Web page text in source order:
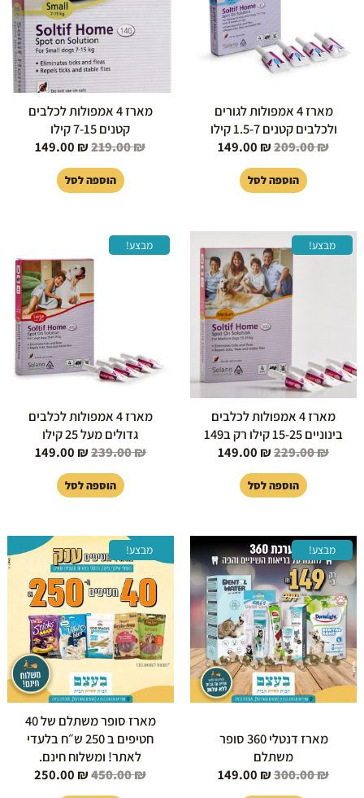
מארז 4 אמפולות לגורים
ולכלבים קטנים 1.5-7 קילו
209.00₪
149.00 ₪
הוספה לסל
מארז 4 אמפולות לכלבים
קטנים 7-15 קילו
219.00₪
149.00 ₪
הוספה לסל
מבצע!
מארז 4 אמפולות לכלבים
בינוניים 15-25 קילו רק ב149
229.00₪
המקורי
היה:
229.00 ₪.
149.00 ₪
הנוכחי
הוא:
149.00 ₪.
הוספה לסל
מבצע!
מארז 4 אמפולות לכלבים
גדולים מעל 25 קילו
239.00₪
המקורי
היה:
239.00 ₪.
149.00 ₪
הנוכחי
הוא:
₪.
הוספה לסל
מבצע!
מארז דנטלי 360 סופר
משתלם
300.00₪
המחיר
המקורי
היה:
300.00 ₪.
149.00 ₪
הנוכחי
הוא:
149.00 ₪.
מבצע!
מארז סופר משתלם של 40
חטיפים ב 250 ש״ח בלעדי
לאתר! ומשלוח חינם.
450.00₪
המחיר
המקורי
היה:
450.00 ₪.
250.00 ₪
הנוכחי
הוא:
₪.